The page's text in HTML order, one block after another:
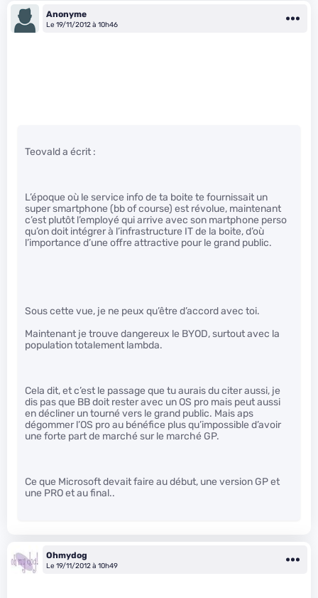
Anonyme
Le 19/11/2012 à 10h46
Teovald a écrit :
L’époque où le service info de ta boite te fournissait un
super smartphone (bb of course) est révolue, maintenant
c’est plutôt l’employé qui arrive avec son martphone perso
qu’on doit intégrer à l’infrastructure IT de la boite, d’où
l’importance d’une offre attractive pour le grand public.
Sous cette vue, je ne peux qu’être d’accord avec toi.
Maintenant je trouve dangereux le BYOD, surtout avec la
population totalement lambda.
Cela dit, et c’est le passage que tu aurais du citer aussi, je
dis pas que BB doit rester avec un OS pro mais peut aussi
en décliner un tourné vers le grand public. Mais aps
dégommer l’OS pro au bénéfice plus qu’impossible d’avoir
une forte part de marché sur le marché GP.
Ce que Microsoft devait faire au début, une version GP et
une PRO et au final..
Ohmydog
Le 19/11/2012 à 10h49